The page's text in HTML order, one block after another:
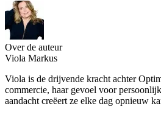
Over de auteur
Viola Markus
Viola is de drijvende kracht achter
commercie, haar gevoel voor
aandacht creëert ze elke dag opnieuw